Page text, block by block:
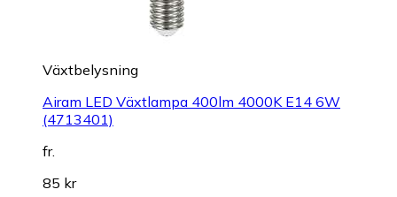
Växtbelysning
Airam LED Växtlampa 400lm 4000K E14 6W
(4713401)
fr.
85 kr